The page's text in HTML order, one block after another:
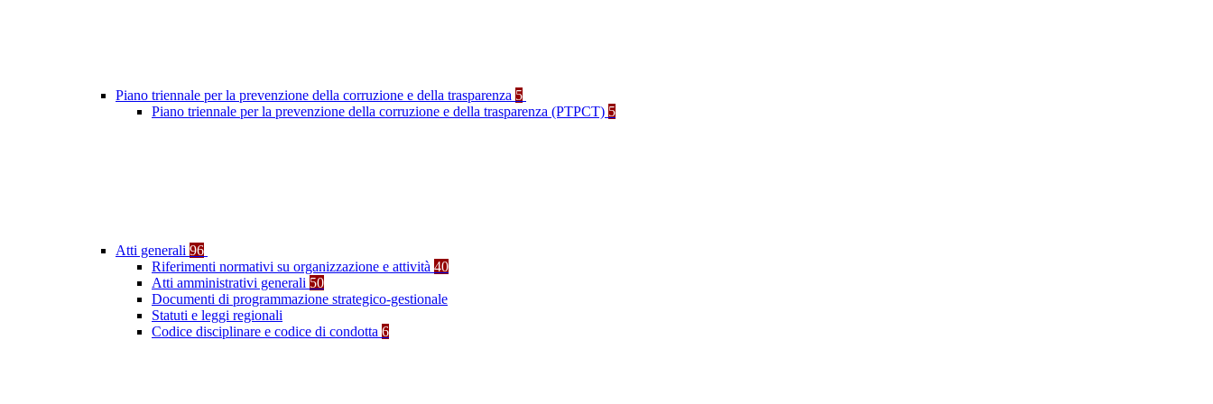
Piano triennale per la prevenzione della corruzione e della trasparenza 5
Piano triennale per la prevenzione della corruzione e della trasparenza (PTPCT) 5
Atti generali 96
Riferimenti normativi su organizzazione e attività 40
Atti amministrativi generali 50
Documenti di programmazione strategico-gestionale
Statuti e leggi regionali
Codice disciplinare e codice di condotta 6